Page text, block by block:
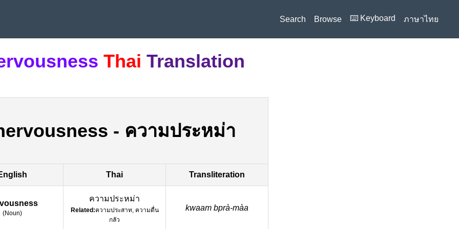
Search Browse ⌨️ Keyboard ภาษาไทย
Thai Translation
- ความประหม่า
Thai Transliteration
(Noun)
ความประหม่า
Related:ความประสาท, ความตื่น
กลัว
kwaam bprà-màa